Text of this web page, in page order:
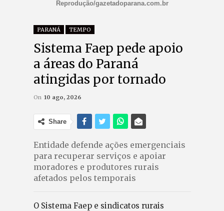
Reprodução/gazetadoparana.com.br
PARANÁ TEMPO
Sistema Faep pede apoio
a áreas do Paraná
atingidas por tornado
On 10 ago, 2026
Share
Entidade defende ações emergenciais
para recuperar serviços e apoiar
moradores e produtores rurais
afetados pelos temporais
O Sistema Faep e sindicatos rurais